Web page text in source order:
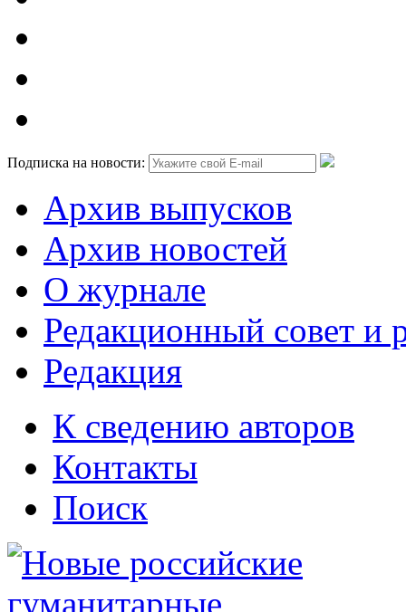
Подписка на новости:
Архив выпусков
Архив новостей
О журнале
Редакционный совет и
Редакция
К сведению авторов
Контакты
Поиск